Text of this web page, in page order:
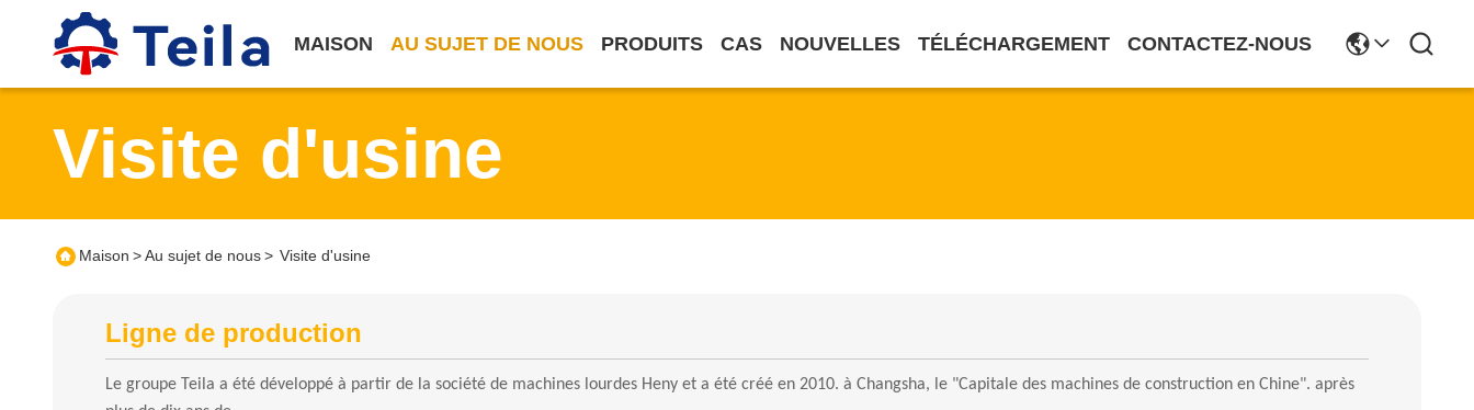
MAISON AU SUJET DE NOUS PRODUITS CAS NOUVELLES TÉLÉCHARGEMENT CONTACTEZ-NOUS
Visite d'usine
Maison >Au sujet de nous> Visite d'usine
Ligne de production
Le groupe Teila a été développé à partir de la société de machines lourdes Heny et a été créé en 2010. à Changsha, le "Capitale des machines de construction en Chine". après